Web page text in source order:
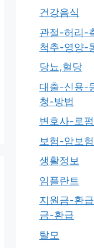
건강음식
관절-허리-
척추-영양-
당뇨,혈당
대출-신용-
청-방법
변호사-로
보험-암보
생활정보
임플란트
지원금-환
금-환급
탈모